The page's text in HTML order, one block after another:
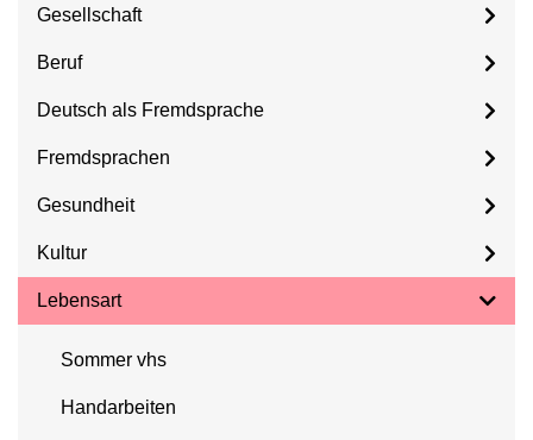
Gesellschaft
Beruf
Deutsch als Fremdsprache
Fremdsprachen
Gesundheit
Kultur
Lebensart
Sommer vhs
Handarbeiten